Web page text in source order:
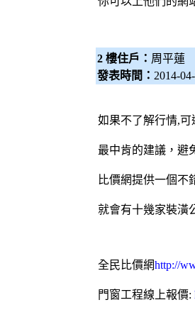
2 樓住戶： 周平蓮
發表時間： 2014-
如果不了解行情,可
最中肯的建議，避
比價網提供一個不
就會有十幾家裝潢
全民比價網http://
門窗工程線上報價: